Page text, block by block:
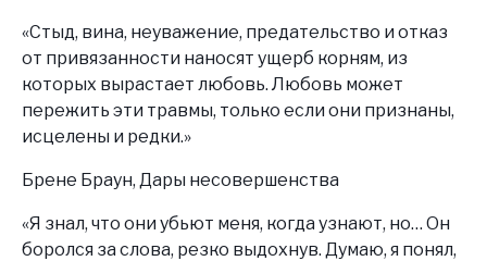
«Стыд, вина, неуважение, предательство и отказ
от привязанности наносят ущерб корням, из
которых вырастает любовь. Любовь может
пережить эти травмы, только если они признаны,
исцелены и редки.»
Брене Браун, Дары несовершенства
«Я знал, что они убьют меня, когда узнают, но… Он
боролся за слова, резко выдохнув. Думаю, я понял,